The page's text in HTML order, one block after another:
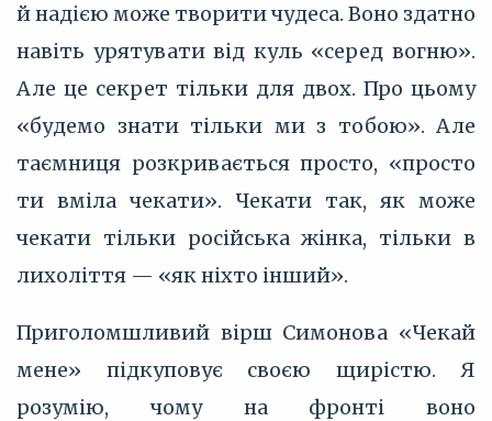
й надією може творити чудеса. Воно здатно
навіть урятувати від куль «серед вогню».
Але це секрет тільки для двох. Про цьому
«будемо знати тільки ми з тобою». Але
таємниця розкривається просто, «просто
ти вміла чекати». Чекати так, як може
чекати тільки російська жінка, тільки в
лихоліття — «як ніхто інший».
Приголомшливий вірш Симонова «Чекай
мене» підкуповує своєю щирістю. Я
розумію, чому на фронті воно